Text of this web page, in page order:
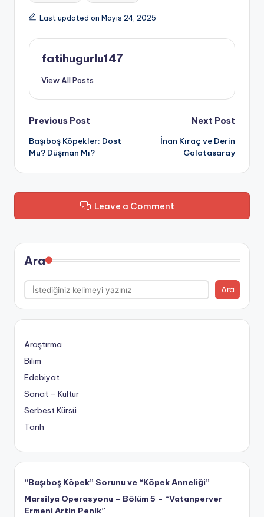
Last updated on Mayıs 24, 2025
fatihugurlu147
View All Posts
Post
navigation
Previous Post
Başıboş Köpekler: Dost
Mu? Düşman Mı?
Next Post
İnan Kıraç ve Derin
Galatasaray
Leave a Comment
Ara
Ara
Araştırma
Bilim
Edebiyat
Sanat – Kültür
Serbest Kürsü
Tarih
“Başıboş Köpek” Sorunu ve “Köpek Anneliği”
Marsilya Operasyonu – Bölüm 5 – “Vatanperver
Ermeni Artin Penik”